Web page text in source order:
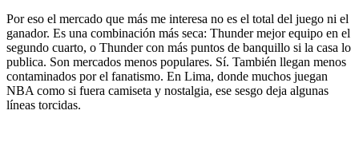
Por eso el mercado que más me interesa no es el total del juego ni el
ganador. Es una combinación más seca: Thunder mejor equipo en el
segundo cuarto, o Thunder con más puntos de banquillo si la casa lo
publica. Son mercados menos populares. Sí. También llegan menos
contaminados por el fanatismo. En Lima, donde muchos juegan
NBA como si fuera camiseta y nostalgia, ese sesgo deja algunas
líneas torcidas.